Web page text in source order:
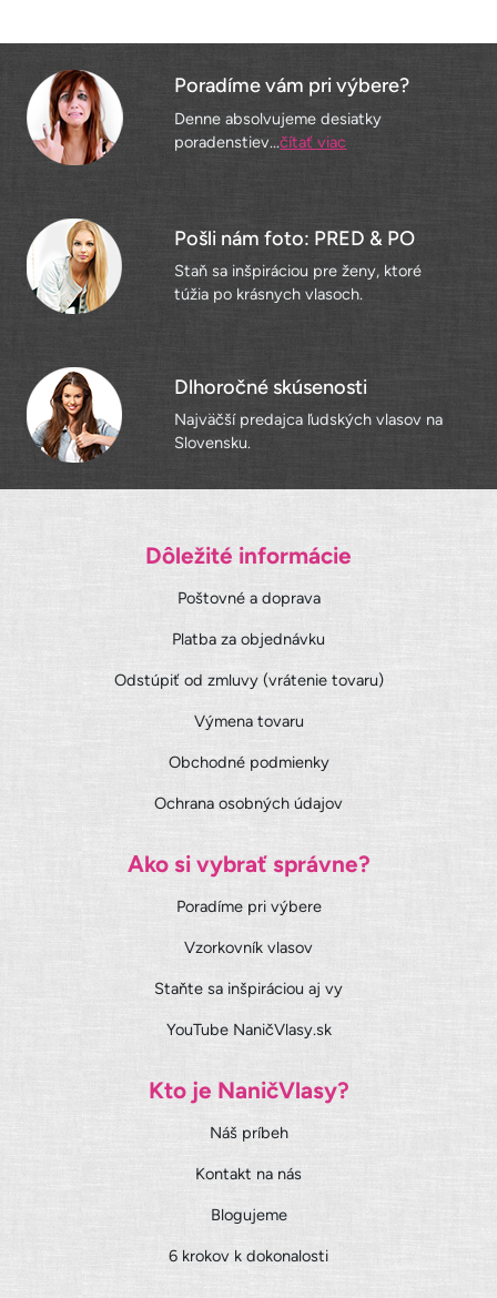
Poradíme vám pri výbere?
Denne absolvujeme desiatky
poradenstiev...čítať viac
Pošli nám foto: PRED & PO
Staň sa inšpiráciou pre ženy, ktoré
túžia po krásnych vlasoch.
Dlhoročné skúsenosti
Najväčší predajca ľudských vlasov na
Slovensku.
Dôležité informácie
Poštovné a doprava
Platba za objednávku
Odstúpiť od zmluvy (vrátenie tovaru)
Výmena tovaru
Obchodné podmienky
Ochrana osobných údajov
Ako si vybrať správne?
Poradíme pri výbere
Vzorkovník vlasov
Staňte sa inšpiráciou aj vy
YouTube NaničVlasy.sk
Kto je NaničVlasy?
Náš príbeh
Kontakt na nás
Blogujeme
6 krokov k dokonalosti